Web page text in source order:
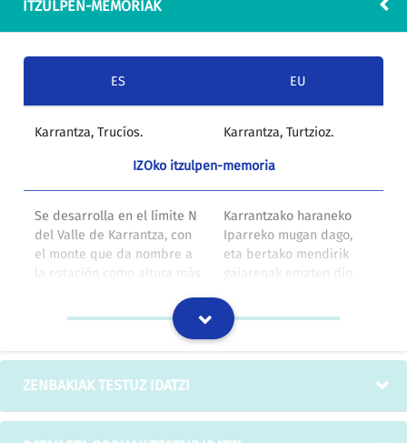
ITZULPEN-MEMORIAK
ES EU
Karrantza, Trucíos. Karrantza, Turtzioz.
IZOko itzulpen-memoria
Se desarrolla en el límite N
del Valle de Karrantza, con
el monte que da nombre a
la estación como altura más
Karrantzako haraneko
Iparreko mugan dago,
eta bertako mendirik
gaiarenak ematen dio
Armañon (859 m).
IZOko itzulpen-memoria
Karrantza
ZENBAKIAK TESTUZ IDATZI